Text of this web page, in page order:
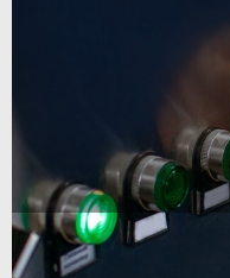
Un spécialiste en
frais et crevettes
de clarifier et